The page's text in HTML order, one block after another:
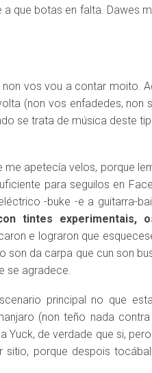
que botas en falta. Dawes
vos vou a contar moito.
(non vos enfadedes, non
se trata de música deste
me apetecía velos, porque
para seguilos en
-buke -e a guitarra-
tintes experimentais,
e lograron que
son da carpa que cun son
se agradece.
principal no que
(non teño nada
Yuck, de verdade que si,
porque despois